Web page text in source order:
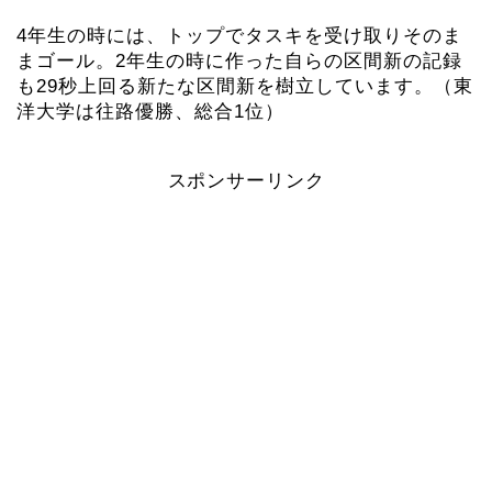
4年生の時には、トップでタスキを受け取りそのま
まゴール。2年生の時に作った自らの区間新の記録
も29秒上回る新たな区間新を樹立しています。（東
洋大学は往路優勝、総合1位）
スポンサーリンク